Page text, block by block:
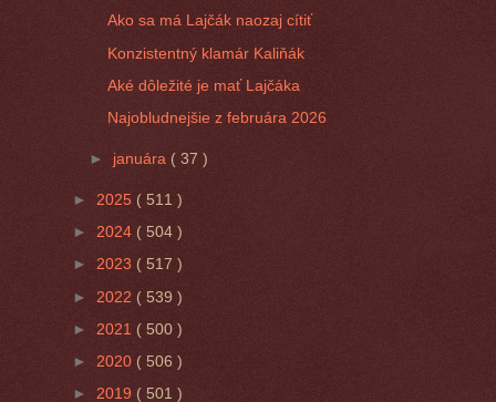
Ako sa má Lajčák naozaj cítiť
Konzistentný klamár Kaliňák
Aké dôležité je mať Lajčáka
Najobludnejšie z februára 2026
► januára ( 37 )
► 2025 ( 511 )
► 2024 ( 504 )
► 2023 ( 517 )
► 2022 ( 539 )
► 2021 ( 500 )
► 2020 ( 506 )
► 2019 ( 501 )